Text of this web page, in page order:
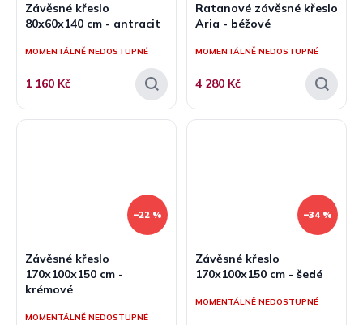
Závěsné křeslo
80x60x140 cm - antracit
MOMENTÁLNĚ NEDOSTUPNÉ
1 160 Kč
Ratanové závěsné křeslo
Aria - béžové
MOMENTÁLNĚ NEDOSTUPNÉ
4 280 Kč
–22 %
Závěsné křeslo
170x100x150 cm -
krémové
MOMENTÁLNĚ NEDOSTUPNÉ
–34 %
Závěsné křeslo
170x100x150 cm - šedé
MOMENTÁLNĚ NEDOSTUPNÉ